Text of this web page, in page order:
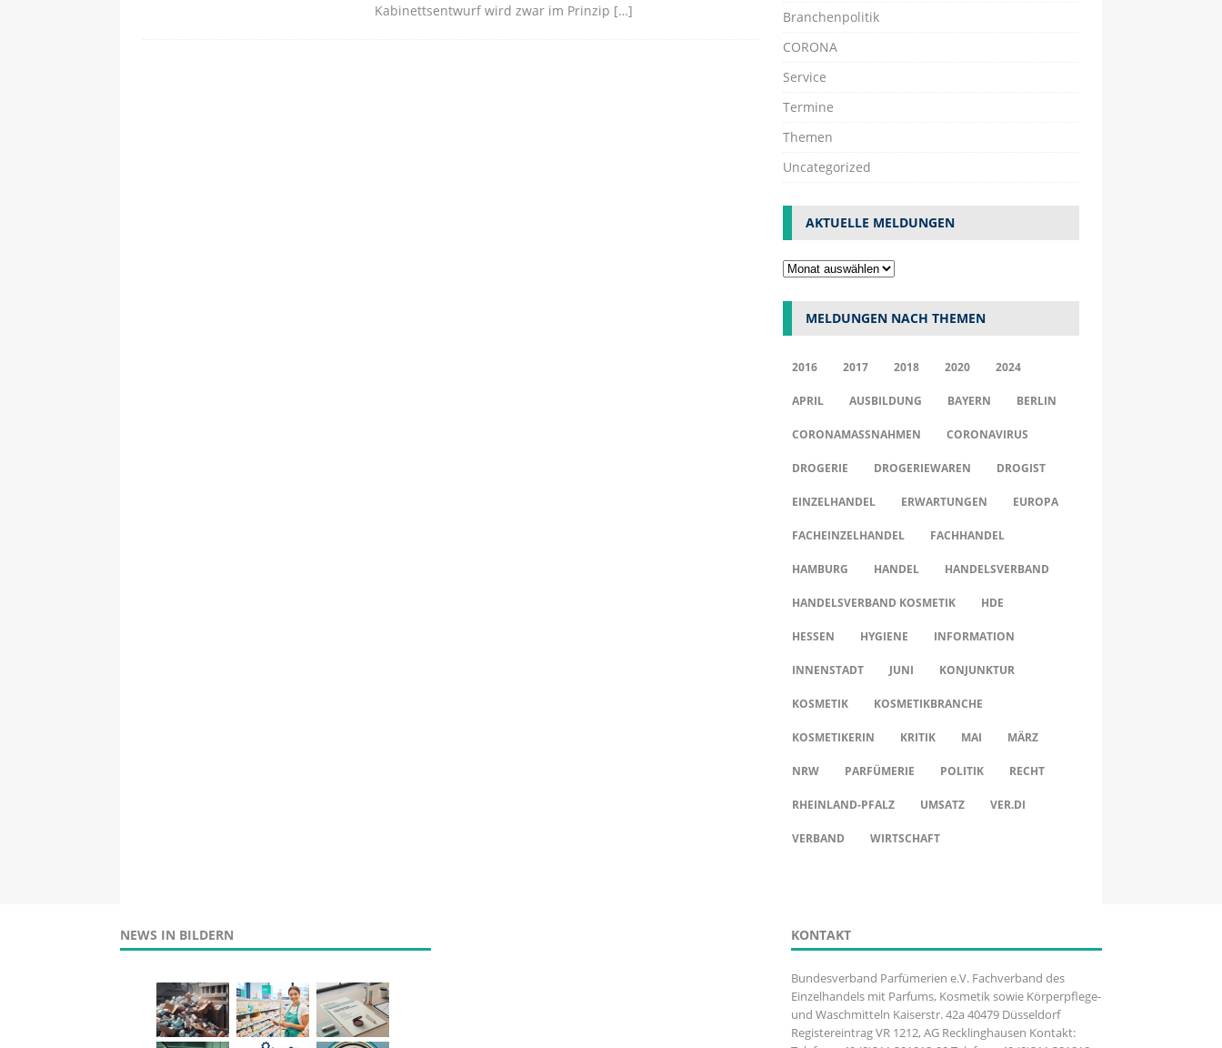
Kabinettsentwurf wird zwar im Prinzip […]
Branchenpolitik
CORONA
Service
Termine
Themen
Uncategorized
AKTUELLE MELDUNGEN
MELDUNGEN NACH THEMEN
2016 2017 2018 2020 2024
APRIL AUSBILDUNG BAYERN BERLIN
CORONAMASSNAHMEN CORONAVIRUS
DROGERIE DROGERIEWAREN DROGIST
EINZELHANDEL ERWARTUNGEN EUROPA
FACHEINZELHANDEL FACHHANDEL
HAMBURG HANDEL HANDELSVERBAND
HANDELSVERBAND KOSMETIK HDE
HESSEN HYGIENE INFORMATION
INNENSTADT JUNI KONJUNKTUR
KOSMETIK KOSMETIKBRANCHE
KOSMETIKERIN KRITIK MAI MÄRZ
NRW PARFÜMERIE POLITIK RECHT
RHEINLAND-PFALZ UMSATZ VER.DI
VERBAND WIRTSCHAFT
NEWS IN BILDERN KONTAKT
Bundesverband Parfümerien e.V. Fachverband des
Einzelhandels mit Parfums, Kosmetik sowie Körperpflege-
und Waschmitteln Kaiserstr. 42a 40479 Düsseldorf
Registereintrag VR 1212, AG Recklinghausen Kontakt: